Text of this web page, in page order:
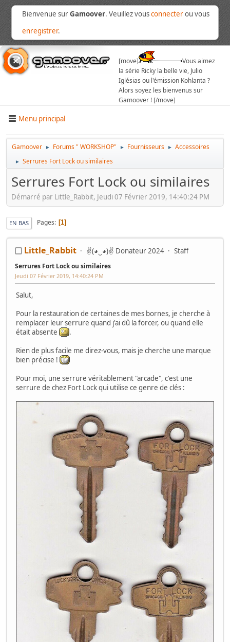
Bienvenue surGamoover. Veuillez vousconnecterou vous
enregistrer.
[move]
Vous aimez
la série Ricky la belle vie, Julio
Iglésias ou l'émission Kohlanta ?
Alors soyez les bienvenus sur
Gamoover ! [/move]
Menu principal
Gamoover ► Forums " WORKSHOP" ► Fournisseurs ► Accessoires
► Serrures Fort Lock ou similaires
Serrures Fort Lock ou similaires
Démarré par Little_Rabbit, Jeudi 07 Février 2019, 14:40:24 PM
EN BAS Pages 1
Little_Rabbit ✌(◕‿◕)✌ Donateur 2024 Staff
Serrures Fort Lock ou similaires
Jeudi 07 Février 2019, 14:40:24 PM
Salut,
Pour la restauration de certaines de mes bornes, je cherche à
remplacer leur serrure quand j'ai dû la forcer, ou quand elle
était absente
.
Rien de plus facile me direz-vous, mais je cherche une marque
bien précise !
Pour moi, une serrure véritablement "arcade", c'est une
serrure de chez Fort Lock qui utilise ce genre de clés :